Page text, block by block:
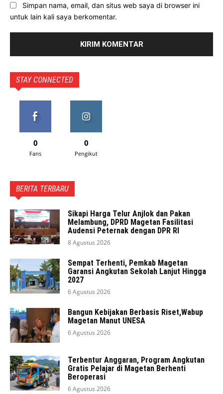
Simpan nama, email, dan situs web saya di browser ini
untuk lain kali saya berkomentar.
STAY CONNECTED
0
Fans
0
Pengikut
BERITA TERBARU
Sikapi Harga Telur Anjlok dan Pakan
Melambung, DPRD Magetan Fasilitasi
Audensi Peternak dengan DPR RI
8 Agustus 2026
Sempat Terhenti, Pemkab Magetan
Garansi Angkutan Sekolah Lanjut Hingga
2027
6 Agustus 2026
Bangun Kebijakan Berbasis Riset,Wabup
Magetan Manut UNESA
6 Agustus 2026
Terbentur Anggaran, Program Angkutan
Gratis Pelajar di Magetan Berhenti
Beroperasi
6 Agustus 2026